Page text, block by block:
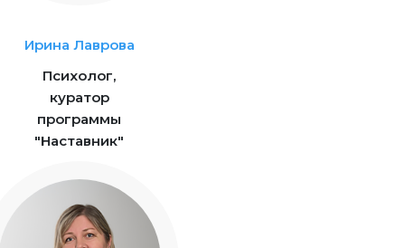
Ирина Лаврова
Психолог,
куратор
программы
"Наставник"